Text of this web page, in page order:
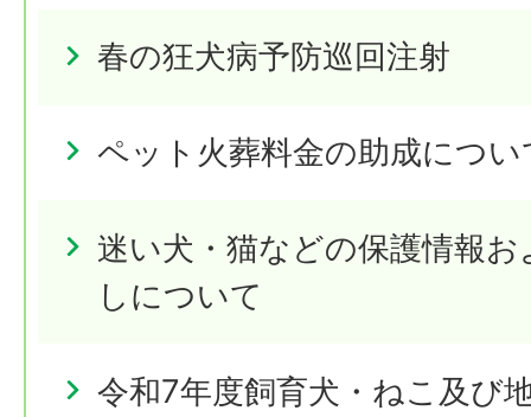
春の狂犬病予防巡回注射
ペット火葬料金の助成につい
迷い犬・猫などの保護情報
しについて
令和7年度飼育犬・ねこ及び